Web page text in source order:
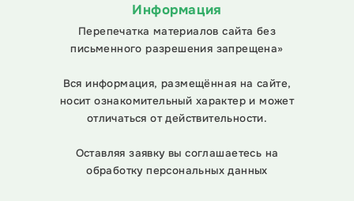
Информация
Перепечатка материалов сайта без
письменного разрешения запрещена»
Вся информация, размещённая на сайте,
носит ознакомительный характер и может
отличаться от действительности.
Оставляя заявку вы соглашаетесь на
обработку персональных данных